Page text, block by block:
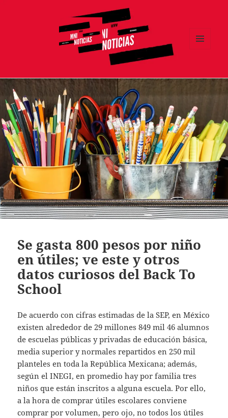
Se gasta 800 pesos por niño
en útiles; ve este y otros
datos curiosos del Back To
School
De acuerdo con cifras estimadas de la SEP, en México
existen alrededor de 29 millones 849 mil 46 alumnos
de escuelas públicas y privadas de educación básica,
media superior y normales repartidos en 250 mil
planteles en toda la República Mexicana; además,
según el INEGI, en promedio hay por familia tres
niños que están inscritos a alguna escuela. Por ello,
a la hora de comprar útiles escolares conviene
comprar por volumen, pero ojo, no todos los útiles